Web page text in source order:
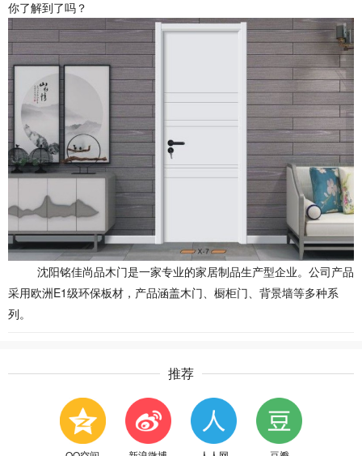
你了解到了吗？
沈阳铭佳尚品木门是一家专业的家居制品生产型企业。公司产品
采用欧洲E1级环保板材，产品涵盖木门、橱柜门、背景墙等多种系
列。
推荐